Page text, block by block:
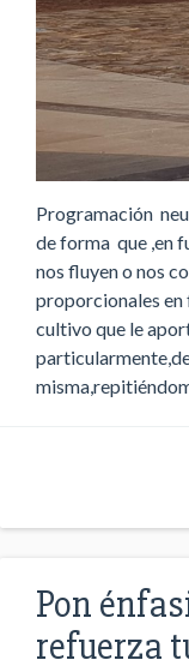
Programación
de forma que ,en
nos fluyen o nos
proporcionales en
cultivo que le
Pon
refuerza